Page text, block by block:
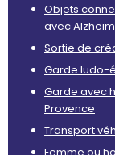
Objets
avec
Sortie de
Garde ludo-
Garde avec
Provence
Transport